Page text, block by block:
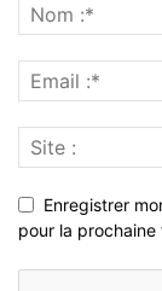
Enregistrer
pour la